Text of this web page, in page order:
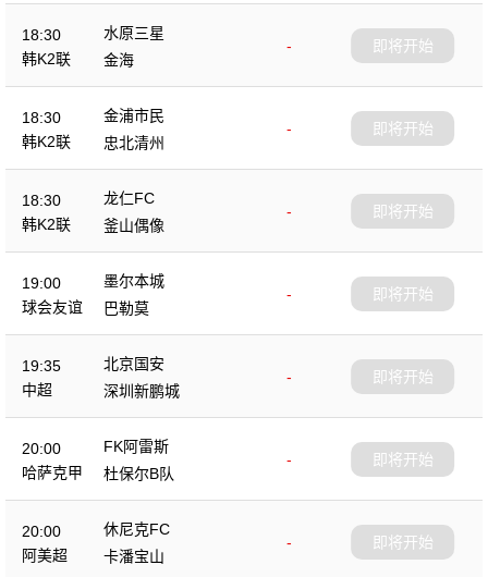
18:30
韩K2联
水原三星
-
金海
即将开始
18:30
韩K2联
金浦市民
-
忠北清州
即将开始
18:30
韩K2联
龙仁FC
-
釜山偶像
即将开始
19:00
球会友谊
墨尔本城
-
巴勒莫
即将开始
19:35
中超
北京国安
-
深圳新鹏城
即将开始
20:00
哈萨克甲
FK阿雷斯
-
杜保尔B队
即将开始
20:00
阿美超
休尼克FC
-
卡潘宝山
即将开始